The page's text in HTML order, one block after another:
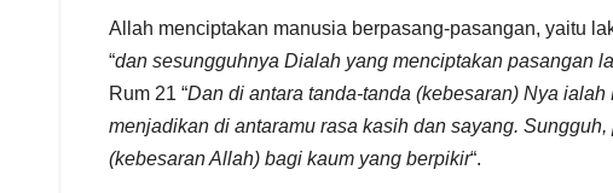
Allah menciptakan manusia berpasang-pasangan, yaitu
“dan sesungguhnya Dialah yang menciptakan pasangan
Rum 21 “Dan di antara tanda-tanda (kebesaran) Nya
menjadikan di antaramu rasa kasih dan sayang.
(kebesaran Allah) bagi kaum yang berpikir“.